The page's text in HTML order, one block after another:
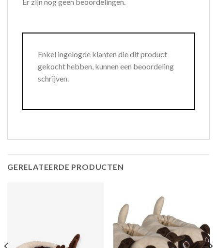
Enkel ingelogde klanten die dit product
gekocht hebben, kunnen een beoordeling
schrijven.
GERELATEERDE PRODUCTEN